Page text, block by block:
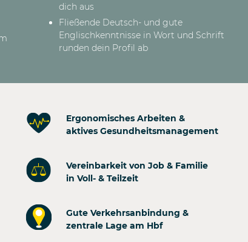
dich aus
Fließende Deutsch- und gute
Englischkenntnisse in Wort und Schrift
runden dein Profil ab
Ergonomisches Arbeiten &
aktives Gesundheitsmanagement
Vereinbarkeit von Job & Familie
in Voll- & Teilzeit
Gute Verkehrsanbindung &
zentrale Lage am Hbf